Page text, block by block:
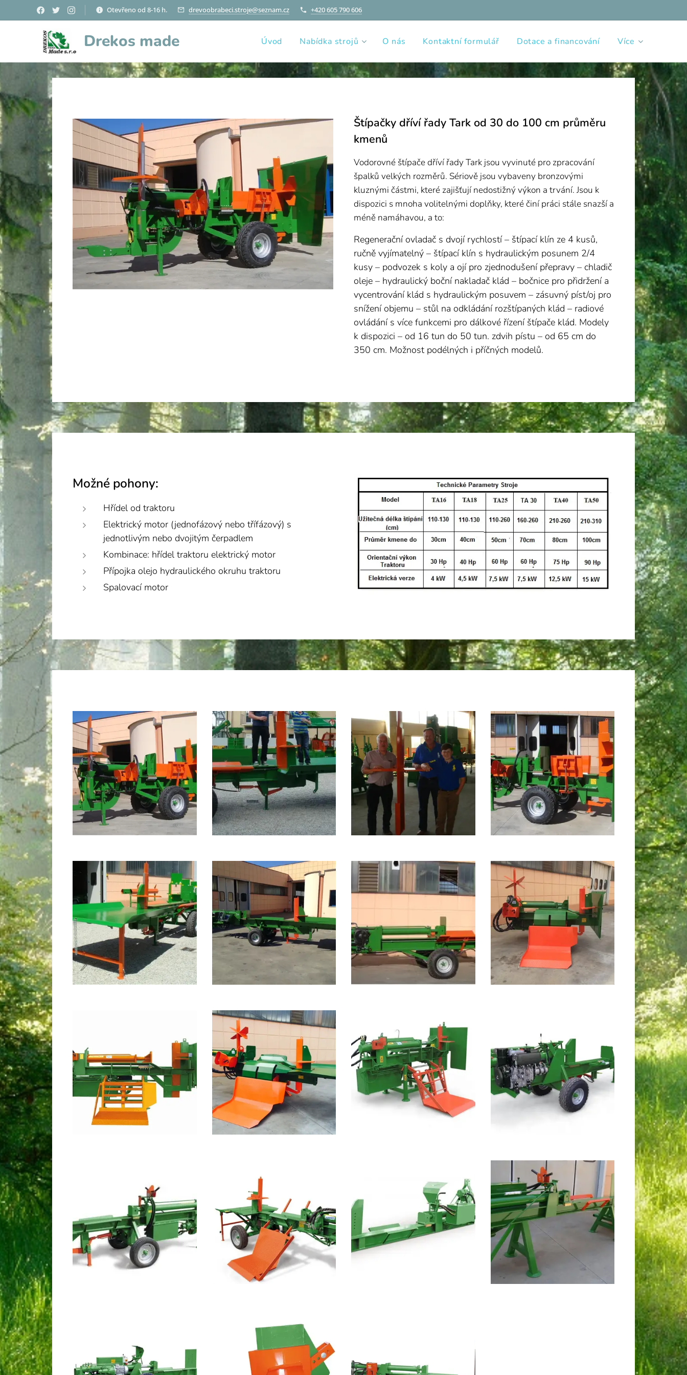
Otevřeno od 8-16 h. drevoobrabeci.stroje@seznam.cz +420 605 790 606
Drekos made Úvod Nabídka strojů O nás Kontaktní formulář Dotace a financování Více
Štípačky dříví řady Tark od 30 do 100 cm průměru
kmenů
Vodorovné štípače dříví řady Tark jsou vyvinuté pro zpracování
špalků velkých rozměrů. Sériově jsou vybaveny bronzovými
kluznými částmi, které zajišťují nedostižný výkon a trvání. Jsou k
dispozici s mnoha volitelnými doplňky, které činí práci stále snazší a
méně namáhavou, a to:
Regenerační ovladač s dvojí rychlostí – štípací klín ze 4 kusů,
ručně vyjímatelný – štípací klín s hydraulickým posunem 2/4
kusy – podvozek s koly a ojí pro zjednodušení přepravy – chladič
oleje – hydraulický boční nakladač klád – bočnice pro přidržení a
vycentrování klád s hydraulickým posuvem – zásuvný píst/oj pro
snížení objemu – stůl na odkládání rozštípaných klád – radiové
ovládání s více funkcemi pro dálkové řízení štípače klád. Modely
k dispozici – od 16 tun do 50 tun. zdvih pístu – od 65 cm do
350 cm. Možnost podélných i příčných modelů.
Možné pohony:
Hřídel od traktoru
Elektrický motor (jednofázový nebo třífázový) s
jednotlivým nebo dvojitým čerpadlem
Kombinace: hřídel traktoru elektrický motor
Přípojka olejo hydraulického okruhu traktoru
Spalovací motor